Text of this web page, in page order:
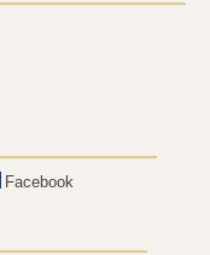
Facebook